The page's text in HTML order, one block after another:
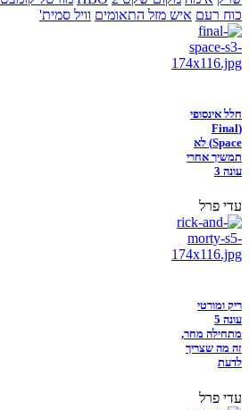
כוח רעם איש מזל התאומים וויל סמית'
חלל אינסופי
(Final
Space) לא
תמשיך אחרי
עונה 3
עדי פרל
ריק ומורטי
עונה 5
מתחילה מחר,
זה מה שצריך
לדעת
עדי פרל